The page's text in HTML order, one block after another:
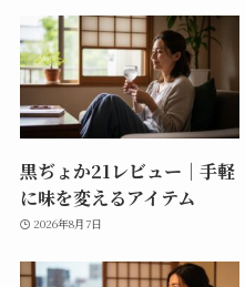
黒ぢょか21レビュー｜手軽
に味を変えるアイテム
2026年8月7日